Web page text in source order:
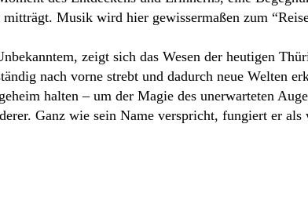
Musik wird hier gewissermaßen zum
zeigt sich das Wesen der heutigen
nach vorne strebt und dadurch neue Welten
halten – um der Magie des unerwarteten
Ganz wie sein Name verspricht, fungiert er als